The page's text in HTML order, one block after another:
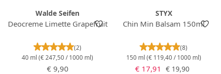
Walde Seifen
Deocreme Limette Grapefruit
Durchschnittliche Bewertung von 5 von 5
(2)
40 ml (€ 247,50 / 1000 ml)
Regulärer Preis:
€ 9,90
STYX
Chin Min Balsam 150ml
(8)
150 ml (€ 119,40 / 1000 ml)
Verkaufspreis:
€ 17,91 Regulärer Preis:
€ 19,90